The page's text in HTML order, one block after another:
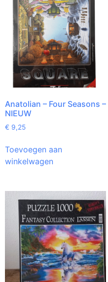
Anatolian – Four Seasons –
NIEUW
€ 9,25
Toevoegen aan
winkelwagen